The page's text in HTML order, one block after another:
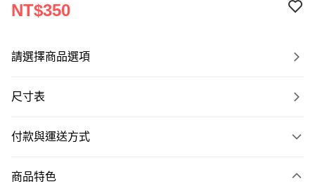
NT$350
請選擇商品選項
尺寸表
付款與運送方式
信用卡一次付款
商品特色